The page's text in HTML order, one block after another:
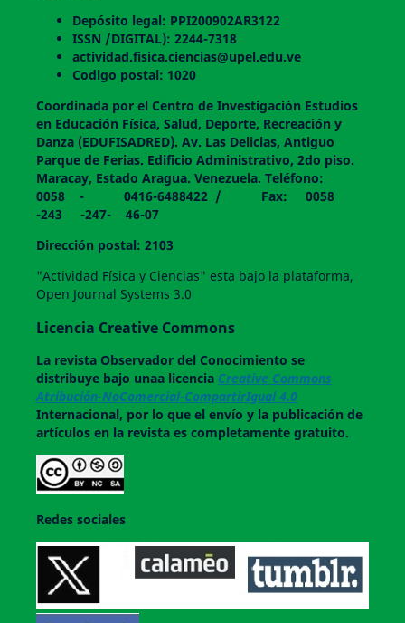
Depósito legal: PPI200902AR3122
ISSN /DIGITAL): 2244-7318
actividad.fisica.ciencias@upel.edu.ve
Codigo postal: 1020
Coordinada por el Centro de Investigación Estudios
en Educación Física, Salud, Deporte, Recreación y
Danza (EDUFISADRED). Av. Las Delicias, Antiguo
Parque de Ferias. Edificio Administrativo, 2do piso.
Maracay, Estado Aragua. Venezuela. Teléfono:
0058 - 0416-6488422 / Fax: 0058
-243 -247- 46-07
Dirección postal: 2103
"Actividad Física y Ciencias" esta bajo la plataforma,
Open Journal Systems 3.0
Licencia Creative Commons
La revistaObservador del Conocimiento se
distribuye bajo unaa licencia Creative Commons
Atribución-NoComercial-CompartirIgual 4.0
Internacional, por lo que el envío y la publicación de
artículos en la revista es completamente gratuito.
Redes sociales